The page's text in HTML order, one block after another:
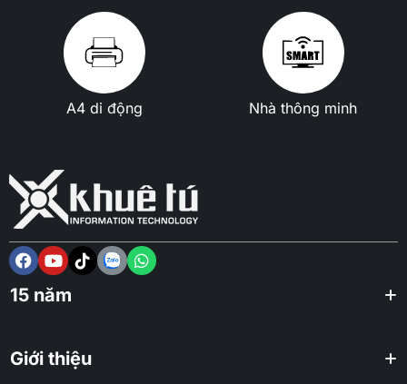
A4 di động Nhà thông minh
15 năm
Giới thiệu